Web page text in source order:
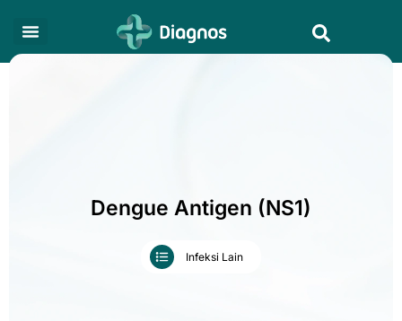
content
Dengue Antigen (NS1)
Infeksi Lain